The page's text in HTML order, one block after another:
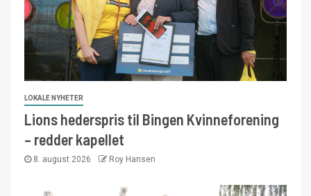
LOKALE NYHETER
Lions hederspris til Bingen Kvinneforening
– redder kapellet
8. august 2026 Roy Hansen